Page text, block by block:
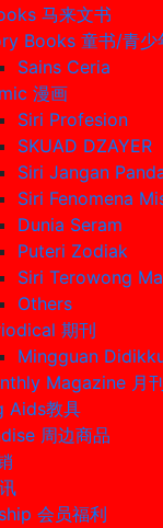
马来文书
Books 童书/青少
Sains Ceria
漫画
Siri Profesion
SKUAD DZAYER
Siri Jangan
Siri Fenomena
Dunia Seram
Puteri Zodiak
Siri Terowong
Others
期刊
Mingguan
Magazine 月
Aids教具
周边商品
会员福利